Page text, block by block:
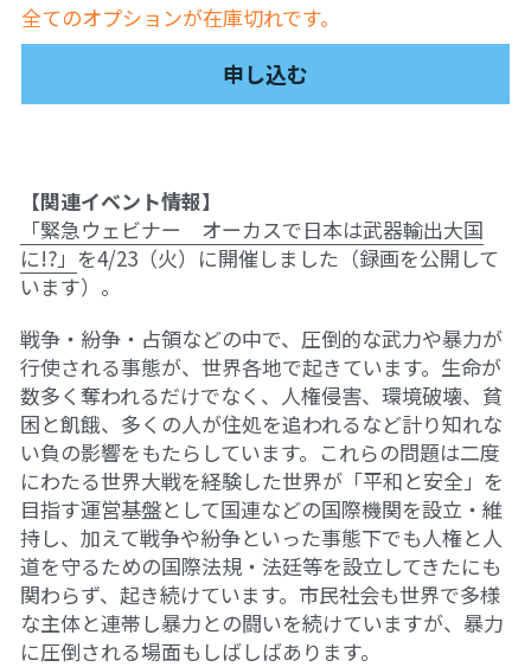
全てのオプションが在庫切れです。
申し込む
【関連イベント情報】
「緊急ウェビナー　オーカスで日本は武器輸出大国
に!?」 を4/23（火）に開催しました（録画を公開して
います）。
戦争・紛争・占領などの中で、圧倒的な武力や暴力が
行使される事態が、世界各地で起きています。生命が
数多く奪われるだけでなく、人権侵害、環境破壊、貧
困と飢餓、多くの人が住処を追われるなど計り知れな
い負の影響をもたらしています。これらの問題は二度
にわたる世界大戦を経験した世界が「平和と安全」を
目指す運営基盤として国連などの国際機関を設立・維
持し、加えて戦争や紛争といった事態下でも人権と人
道を守るための国際法規・法廷等を設立してきたにも
関わらず、起き続けています。市民社会も世界で多様
な主体と連帯し暴力との闘いを続けていますが、暴力
に圧倒される場面もしばしばあります。
02「自由と平等」の国の帝国主義
05「共に生きる」ための社会調査
11鎌田慧 時代を描く・ルポルタージュの現場か
ら
06農と食の民主主義を実践する
07アイヌ語講座
08ナワトル語講座
10ルイース英会話
アートをめぐるFWin関東
アートをめぐるFWin関西